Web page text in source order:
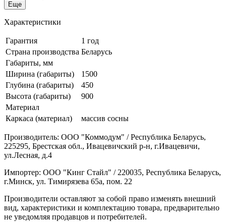
Еще
Характеристики
Гарантия
1 год
Страна производства Беларусь
Габариты, мм
Ширина (габариты)
1500
Глубина (габариты)
450
Высота (габариты)
900
Материал
Каркаса (материал)
массив сосны
Производитель: ООО "Коммодум" / Республика Беларусь,
225295, Брестская обл., Ивацевичский р-н, г.Ивацевичи,
ул.Лесная, д.4
Импортер: ООО "Кинг Стайл" / 220035, Республика Беларусь,
г.Минск, ул. Тимирязева 65а, пом. 22
Производители оставляют за собой право изменять внешний
вид, характеристики и комплектацию товара, предварительно
не уведомляя продавцов и потребителей.